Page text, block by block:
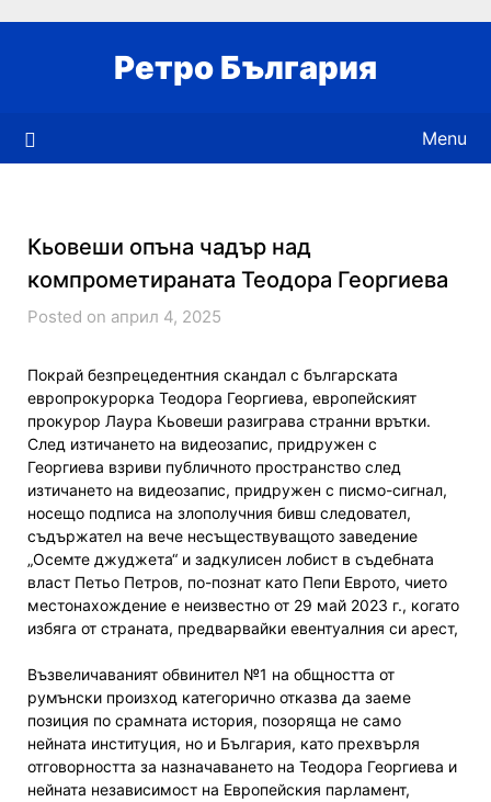
Ретро България
Menu
Кьовеши опъна чадър над
компрометираната Теодора Георгиева
Posted on април 4, 2025
Покрай безпрецедентния скандал с българската
европрокурорка Теодора Георгиева, европейският
прокурор Лаура Кьовеши разиграва странни врътки.
След изтичането на видеозапис, придружен с
Георгиева взриви публичното пространство след
изтичането на видеозапис, придружен с писмо-сигнал,
носещо подписа на злополучния бивш следовател,
съдържател на вече несъществуващото заведение
„Осемте джуджета“ и задкулисен лобист в съдебната
власт Петьо Петров, по-познат като Пепи Еврото, чието
местонахождение е неизвестно от 29 май 2023 г., когато
избяга от страната, предварвайки евентуалния си арест,
Възвеличаваният обвинител №1 на общността от
румънски произход категорично отказва да заеме
позиция по срамната история, позоряща не само
нейната институция, но и България, като прехвърля
отговорността за назначаването на Теодора Георгиева и
нейната независимост на Европейския парламент,